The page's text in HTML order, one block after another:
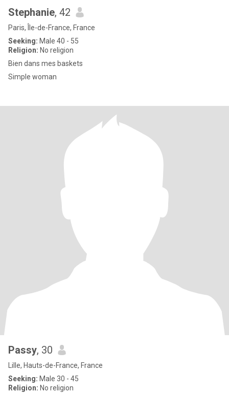
Stephanie, 42
Paris, Île-de-France, France
Seeking: Male 40 - 55
Religion: No religion
Bien dans mes baskets
Simple woman
Passy, 30
Lille, Hauts-de-France, France
Seeking: Male 30 - 45
Religion: No religion